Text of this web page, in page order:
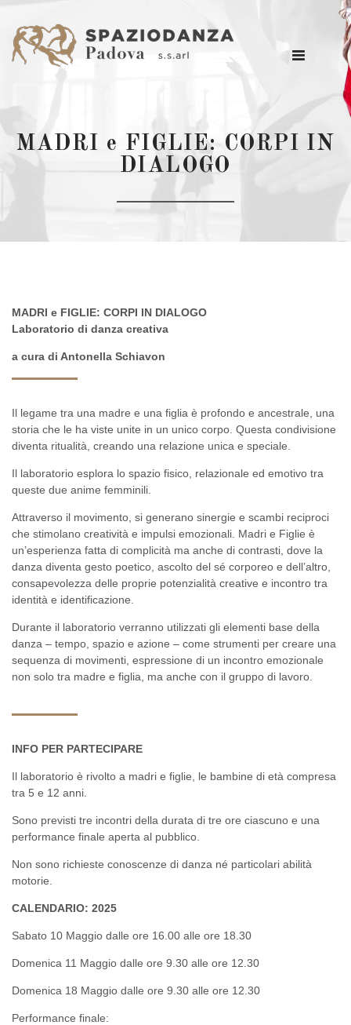
MADRI e FIGLIE: CORPI IN
DIALOGO
MADRI e FIGLIE: CORPI IN DIALOGO
Laboratorio di danza creativa
a cura di Antonella Schiavon
Il legame tra una madre e una figlia è profondo e ancestrale, una
storia che le ha viste unite in un unico corpo. Questa condivisione
diventa ritualità, creando una relazione unica e speciale.
Il laboratorio esplora lo spazio fisico, relazionale ed emotivo tra
queste due anime femminili.
Attraverso il movimento, si generano sinergie e scambi reciproci
che stimolano creatività e impulsi emozionali. Madri e Figlie è
un’esperienza fatta di complicità ma anche di contrasti, dove la
danza diventa gesto poetico, ascolto del sé corporeo e dell’altro,
consapevolezza delle proprie potenzialità creative e incontro tra
identità e identificazione.
Durante il laboratorio verranno utilizzati gli elementi base della
danza – tempo, spazio e azione – come strumenti per creare una
sequenza di movimenti, espressione di un incontro emozionale
non solo tra madre e figlia, ma anche con il gruppo di lavoro.
INFO PER PARTECIPARE
Il laboratorio è rivolto a madri e figlie, le bambine di età compresa
tra 5 e 12 anni.
Sono previsti tre incontri della durata di tre ore ciascuno e una
performance finale aperta al pubblico.
Non sono richieste conoscenze di danza né particolari abilità
motorie.
CALENDARIO: 2025
Sabato 10 Maggio dalle ore 16.00 alle ore 18.30
Domenica 11 Maggio dalle ore 9.30 alle ore 12.30
Domenica 18 Maggio dalle ore 9.30 alle ore 12.30
Performance finale: